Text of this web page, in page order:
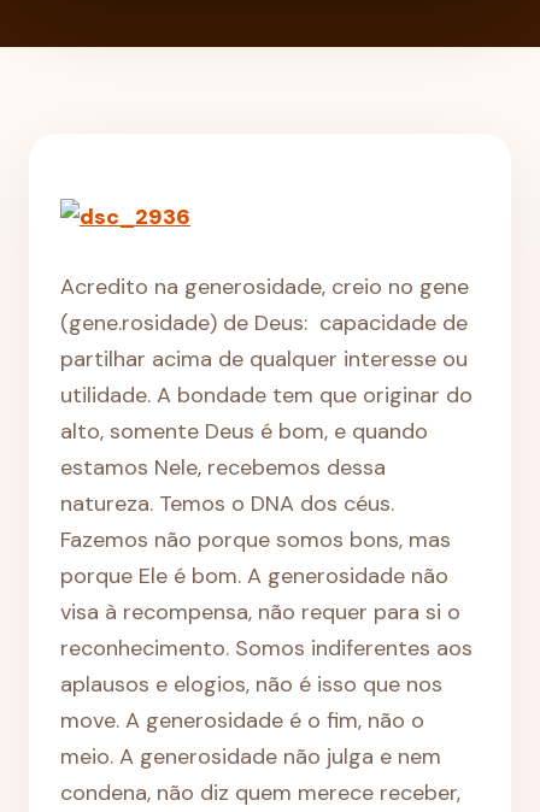
Acredito na generosidade, creio no gene
(gene.rosidade) de Deus: capacidade de
partilhar acima de qualquer interesse ou
utilidade. A bondade tem que originar do
alto, somente Deus é bom, e quando
estamos Nele, recebemos dessa
natureza. Temos o DNA dos céus.
Fazemos não porque somos bons, mas
porque Ele é bom. A generosidade não
visa à recompensa, não requer para si o
reconhecimento. Somos indiferentes aos
aplausos e elogios, não é isso que nos
move. A generosidade é o fim, não o
meio. A generosidade não julga e nem
condena, não diz quem merece receber,